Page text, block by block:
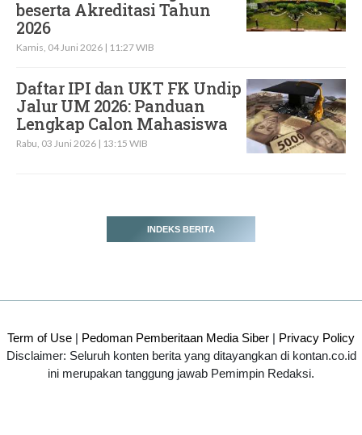
beserta Akreditasi Tahun
2026
Kamis, 04 Juni 2026 | 11:27 WIB
Daftar IPI dan UKT FK Undip
Jalur UM 2026: Panduan
Lengkap Calon Mahasiswa
Rabu, 03 Juni 2026 | 13:15 WIB
INDEKS BERITA
Term of Use | Pedoman Pemberitaan Media Siber | Privacy Policy
Disclaimer: Seluruh konten berita yang ditayangkan di kontan.co.id
ini merupakan tanggung jawab Pemimpin Redaksi.